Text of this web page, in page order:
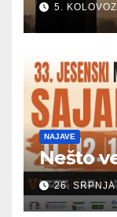
5.
NAJAVE
Nešto
26.